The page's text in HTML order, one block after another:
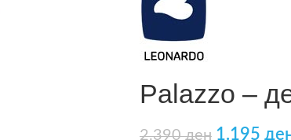
Palazzo –
2.390ден 1.195